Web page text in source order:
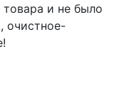
и не было
очистное-